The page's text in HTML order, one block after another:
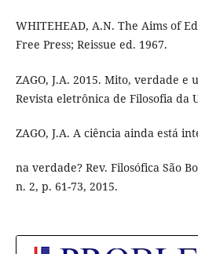
WHITEHEAD, A.N. The Aims of
Free Press; Reissue ed. 1967.
ZAGO, J.A. 2015. Mito, verdade e
Revista eletrônica de Filosofia da
ZAGO, J.A. A ciência ainda está
na verdade? Rev. Filosófica São
n. 2, p. 61-73, 2015.